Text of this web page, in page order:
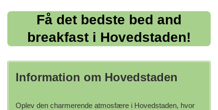
Få det bedste bed and
breakfast i Hovedstaden!
Information om Hovedstaden
Oplev den charmerende atmosfære i Hovedstaden, hvor